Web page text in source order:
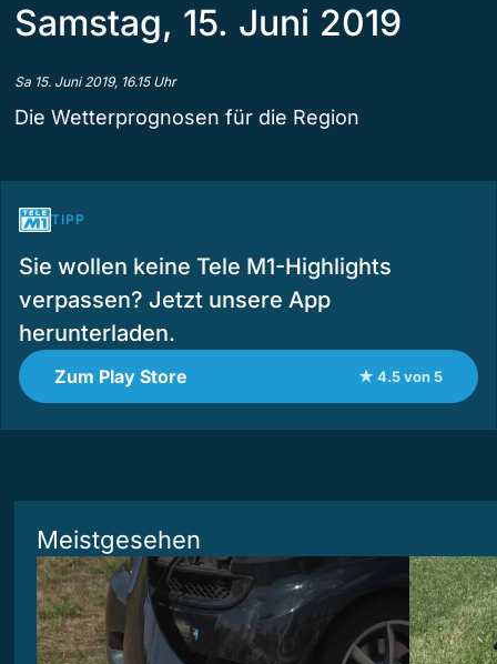
Samstag, 15. Juni 2019
Sa 15. Juni 2019, 16.15 Uhr
Die Wetterprognosen für die Region
TIPP
Sie wollen keine Tele M1-Highlights
verpassen? Jetzt unsere App
herunterladen.
Zum Play Store ★ 4.5 von 5
Meistgesehen